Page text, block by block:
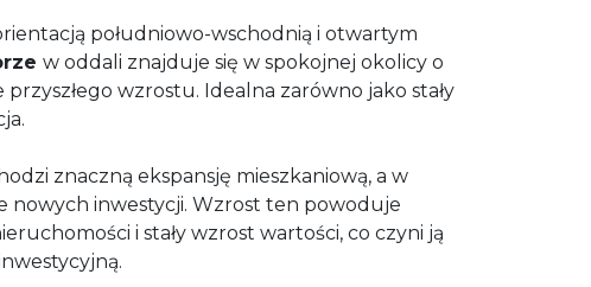
południowo-wschodnią i otwartym
w oddali znajduje się w spokojnej okolicy o
wzrostu. Idealna zarówno jako stały
znaczną ekspansję mieszkaniową, a w
nowych inwestycji. Wzrost ten powoduje
i stały wzrost wartości, co czyni ją